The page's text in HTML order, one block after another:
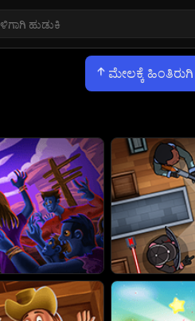
ಮೇಲಕ್ಕೆ ಹಿಂತಿರುಗಿ